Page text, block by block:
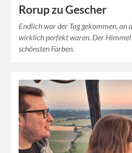
Rorup zu Gescher
Endlich war der Tag gekommen, an
wirklich perfekt waren. Der Himmel
schönsten Farben.